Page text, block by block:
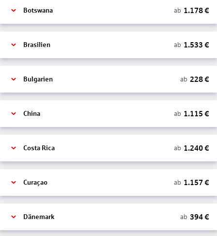
Botswana ab 1.178€
Brasilien ab 1.533 €
Bulgarien ab 228€
China ab 1.115 €
Costa Rica ab 1.240€
Curaçao ab 1.157 €
Dänemark ab 394€